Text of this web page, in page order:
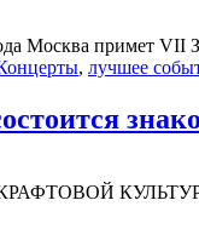
Москва примет
, лучшее
КУЛЬТУРЫ С